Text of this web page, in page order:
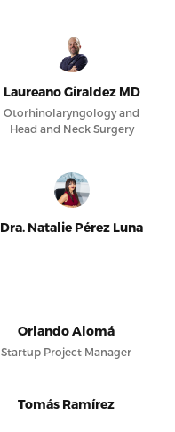
Laureano Giraldez MD
Otorhinolaryngology and
Head and Neck Surgery
Dra. Natalie Pérez Luna
Orlando Alomá
Startup Project Manager
Tomás Ramírez